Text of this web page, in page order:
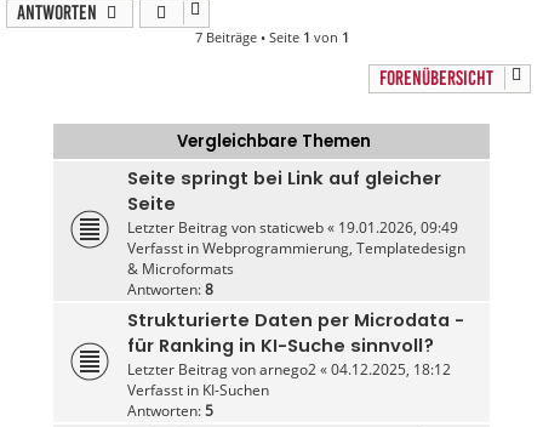
Antworten
7 Beiträge • Seite 1 von 1
FORENÜBERSICHT
Vergleichbare Themen
Seite springt bei Link auf gleicher
Seite
Letzter Beitrag vonstaticweb« 19.01.2026, 09:49
Verfasst inWebprogrammierung, Templatedesign
& Microformats
Antworten:8
Strukturierte Daten per Microdata -
für Ranking in KI-Suche sinnvoll?
Letzter Beitrag vonarnego2«04.12.2025, 18:12
Verfasst in KI-Suchen
Antworten:5